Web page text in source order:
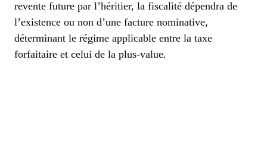
revente future par l’héritier, la fiscalité dépendra de
l’existence ou non d’une facture nominative,
déterminant le régime applicable entre la taxe
forfaitaire et celui de la plus-value.